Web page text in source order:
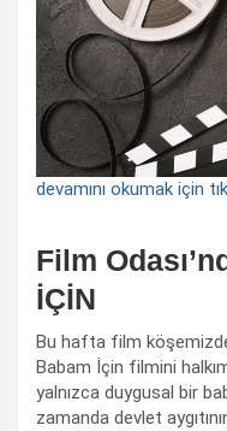
devamını okumak için
Film
İÇİN
Bu hafta film
Babam İçin filmini
yalnızca duygusal bir
zamanda devlet